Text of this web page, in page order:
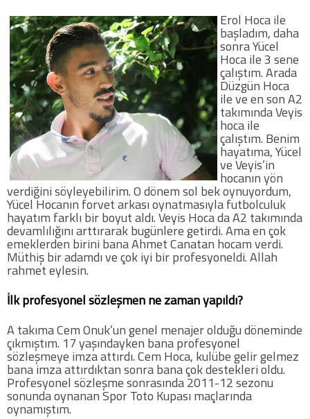
Erol Hoca ile
başladım, daha
sonra Yücel
Hoca ile 3 sene
çalıştım. Arada
Düzgün Hoca
ile ve en son A2
takımında Veyis
hoca ile
çalıştım. Benim
hayatıma, Yücel
ve Veyis’in
hocanın yön
verdiğini söyleyebilirim. O dönem sol bek oynuyordum,
Yücel Hocanın forvet arkası oynatmasıyla futbolculuk
hayatım farklı bir boyut aldı. Veyis Hoca da A2 takımında
devamlılığını arttırarak bugünlere getirdi. Ama en çok
emeklerden birini bana Ahmet Canatan hocam verdi.
Müthiş bir adamdı ve çok iyi bir profesyoneldi. Allah
rahmet eylesin.
İlk profesyonel sözleşmen ne zaman yapıldı?
A takıma Cem Onuk’un genel menajer olduğu döneminde
çıkmıştım. 17 yaşındayken bana profesyonel
sözleşmeye imza attırdı. Cem Hoca, kulübe gelir gelmez
bana imza attırdıktan sonra bana çok destekleri oldu.
Profesyonel sözleşme sonrasında 2011-12 sezonu
sonunda oynanan Spor Toto Kupası maçlarında
oynamıştım.